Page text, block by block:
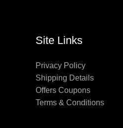
Site Links
Privacy Policy
Shipping Details
Offers Coupons
Terms & Conditions